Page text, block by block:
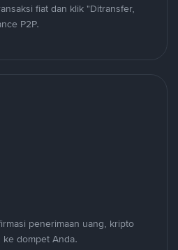
fiat dan klik "Ditransfer,
P2P.
penerimaan uang, kripto
ke dompet Anda.